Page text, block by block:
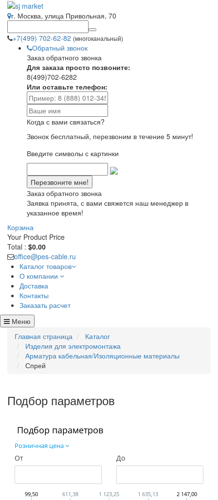
г. Москва, улица Привольная, 70
+7(499) 702-62-82 (многоканальный)
Обратный звонок
Заказ обратного звонка
Для заказа просто позвоните:
8(499)702-6282
Или оставьте телефон:
Когда с вами связаться?
Звонок бесплатный, перезвоним в течение 5 минут!
Введите символы с картинки
Заказ обратного звонка
Заявка принята, с вами свяжется наш менеджер в
указанное время!
Корзина
Your Product Price
Total : $0.00
office@pes-cable.ru
Каталог товаров
О компании
Доставка
Контакты
Заказать расчет
Меню
Главная страница
Каталог
Изделия для электромонтажа
Арматура кабельная/Изоляционные материалы
Спрей
Подбор параметров
Подбор параметров
Розничная цена
От До
99,50 611,38 1 123,25 1 635,13 2 147,00